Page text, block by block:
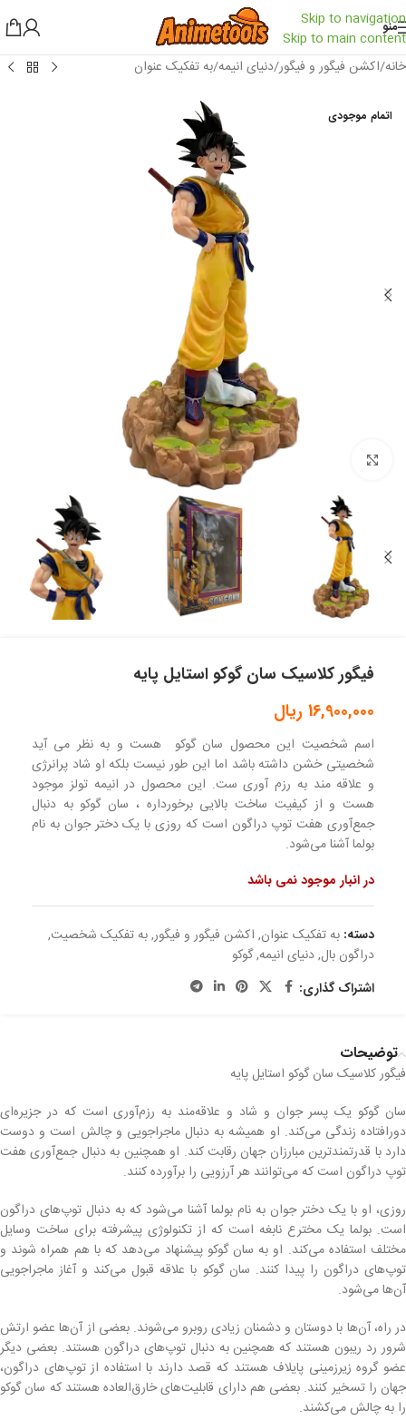
Skip to navigation
Skip to main content
منو
خانه/اکشن فیگور و فیگور/دنیای انیمه/به تفکیک عنوان
اتمام موجودی
بزرگنمایی تصویر
فیگور کلاسیک سان گوکو استایل پایه
16,900,000 ریال
اسم شخصیت این محصول سان گوکو هست و به نظر می آید
شخصیتی خشن داشته باشد اما این طور نیست بلکه او شاد پرانرژی
و علاقه مند به رزم آوری ست. این محصول در انیمه تولز موجود
هست و از کیفیت ساخت بالایی برخورداره ، سان گوکو به دنبال
جمع‌آوری هفت توپ دراگون است که روزی با یک دختر جوان به نام
بولما آشنا می‌شود.
در انبار موجود نمی باشد
دسته: به تفکیک عنوان, اکشن فیگور و فیگور,به تفکیک شخصیت,
دراگون بال,دنیای انیمه,گوکو
اشتراک گذاری:
توضیحات
فیگور کلاسیک سان گوکو استایل پایه
سان گوکو یک پسر جوان و شاد و علاقه‌مند به رزم‌آوری است که در جزیره‌ای
دورافتاده زندگی می‌کند. او همیشه به دنبال ماجراجویی و چالش است و دوست
دارد با قدرتمندترین مبارزان جهان رقابت کند. او همچنین به دنبال جمع‌آوری هفت
توپ دراگون است که می‌توانند هر آرزویی را برآورده کنند.
روزی، او با یک دختر جوان به نام بولما آشنا می‌شود که به دنبال توپ‌های دراگون
است. بولما یک مخترع نابغه است که از تکنولوژی پیشرفته برای ساخت وسایل
مختلف استفاده می‌کند. او به سان گوکو پیشنهاد می‌دهد که با هم همراه شوند و
توپ‌های دراگون را پیدا کنند. سان گوکو با علاقه قبول می‌کند و آغاز ماجراجویی
آن‌ها می‌شود.
در راه، آن‌ها با دوستان و دشمنان زیادی روبرو می‌شوند. بعضی از آن‌ها عضو ارتش
شرور رد ریبون هستند که همچنین به دنبال توپ‌های دراگون هستند. بعضی دیگر
عضو گروه زیرزمینی پایلاف هستند که قصد دارند با استفاده از توپ‌های دراگون،
جهان را تسخیر کنند. بعضی هم دارای قابلیت‌های خارق‌العاده هستند که سان گوکو
را به چالش می‌کشند.